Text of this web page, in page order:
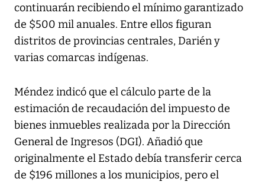
continuarán recibiendo el mínimo garantizado
de $500 mil anuales. Entre ellos figuran
distritos de provincias centrales, Darién y
varias comarcas indígenas.
Méndez indicó que el cálculo parte de la
estimación de recaudación del impuesto de
bienes inmuebles realizada por la Dirección
General de Ingresos (DGI). Añadió que
originalmente el Estado debía transferir cerca
de $196 millones a los municipios, pero el